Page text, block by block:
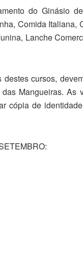
do Ginásio
Comida Italiana,
Lanche
cursos,
Mangueiras. As
cópia de